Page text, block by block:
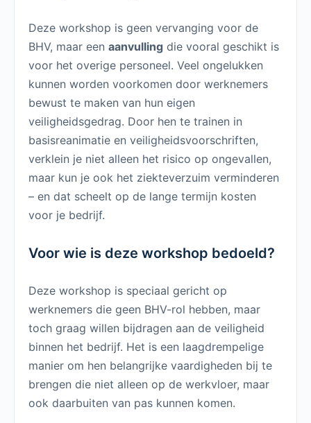
Deze workshop is geen vervanging voor de
BHV, maar een aanvulling die vooral geschikt is
voor het overige personeel. Veel ongelukken
kunnen worden voorkomen door werknemers
bewust te maken van hun eigen
veiligheidsgedrag. Door hen te trainen in
basisreanimatie en veiligheidsvoorschriften,
verklein je niet alleen het risico op ongevallen,
maar kun je ook het ziekteverzuim verminderen
– en dat scheelt op de lange termijn kosten
voor je bedrijf.
Voor wie is deze workshop bedoeld?
Deze workshop is speciaal gericht op
werknemers die geen BHV-rol hebben, maar
toch graag willen bijdragen aan de veiligheid
binnen het bedrijf. Het is een laagdrempelige
manier om hen belangrijke vaardigheden bij te
brengen die niet alleen op de werkvloer, maar
ook daarbuiten van pas kunnen komen.